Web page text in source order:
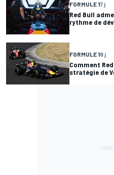
FORMULE 17 j
Red Bull
rythme de
FORMULE 18 j
Comment
stratégie de